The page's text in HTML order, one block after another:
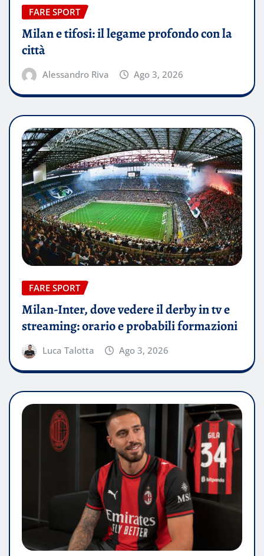
FARE SPORT
Milan e tifosi: il legame profondo con la
città
Alessandro Riva Ago 3, 2026
FARE SPORT
Milan-Inter, dove vedere il derby in tv e
streaming: orario e probabili formazioni
Luca Talotta Ago 3, 2026